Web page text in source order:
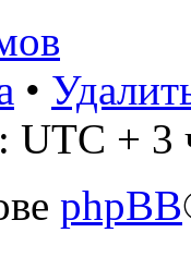
•
UTC + 3
phpBB